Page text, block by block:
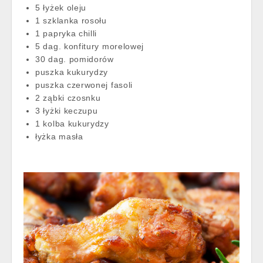
5 łyżek oleju
1 szklanka rosołu
1 papryka chilli
5 dag. konfitury morelowej
30 dag. pomidorów
puszka kukurydzy
puszka czerwonej fasoli
2 ząbki czosnku
3 łyżki keczupu
1 kolba kukurydzy
łyżka masła